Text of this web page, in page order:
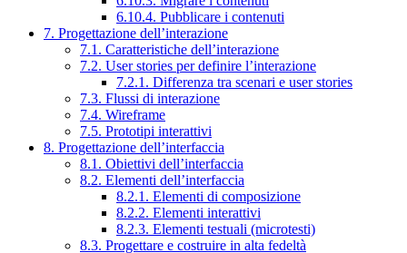
6.10.4. Pubblicare i contenuti
7. Progettazione dell’interazione
7.1. Caratteristiche dell’interazione
7.2. User stories per definire l’interazione
7.2.1. Differenza tra scenari e user stories
7.3. Flussi di interazione
7.4. Wireframe
7.5. Prototipi interattivi
8. Progettazione dell’interfaccia
8.1. Obiettivi dell’interfaccia
8.2. Elementi dell’interfaccia
8.2.1. Elementi di composizione
8.2.2. Elementi interattivi
8.2.3. Elementi testuali (microtesti)
8.3. Progettare e costruire in alta fedeltà